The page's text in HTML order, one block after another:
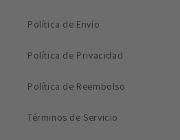
Política de Envío
Política de Privacidad
Política de Reembolso
Términos de Servicio